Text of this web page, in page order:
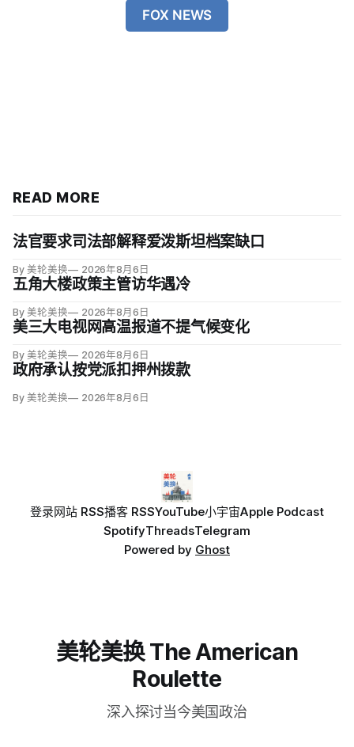
FOX NEWS
READ MORE
法官要求司法部解释爱泼斯坦档案缺口
By 美轮美换 2026年8月6日
五角大楼政策主管访华遇冷
By 美轮美换 2026年8月6日
美三大电视网高温报道不提气候变化
By 美轮美换 2026年8月6日
政府承认按党派扣押州拨款
By 美轮美换 2026年8月6日
登录网站 RSS播客 RSSYouTube小宇宙Apple Podcast
SpotifyThreadsTelegram
Powered by Ghost
美轮美换 The American
Roulette
深入探讨当今美国政治